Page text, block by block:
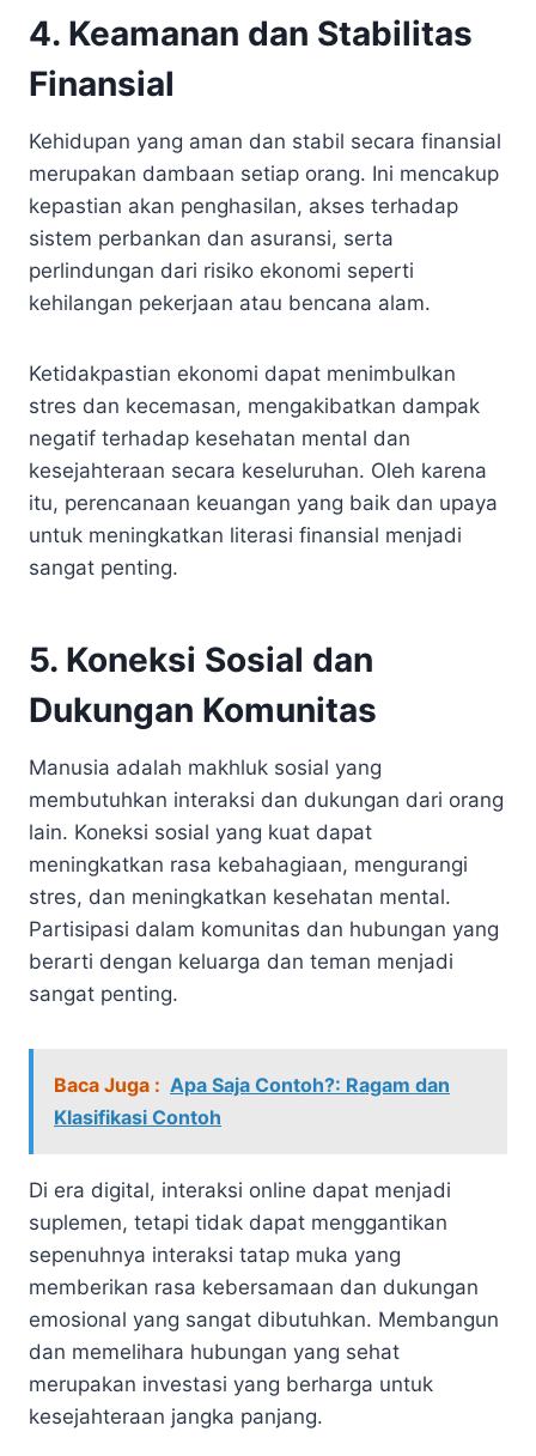
4. Keamanan dan Stabilitas
Finansial
Kehidupan yang aman dan stabil secara finansial
merupakan dambaan setiap orang. Ini mencakup
kepastian akan penghasilan, akses terhadap
sistem perbankan dan asuransi, serta
perlindungan dari risiko ekonomi seperti
kehilangan pekerjaan atau bencana alam.
Ketidakpastian ekonomi dapat menimbulkan
stres dan kecemasan, mengakibatkan dampak
negatif terhadap kesehatan mental dan
kesejahteraan secara keseluruhan. Oleh karena
itu, perencanaan keuangan yang baik dan upaya
untuk meningkatkan literasi finansial menjadi
sangat penting.
5. Koneksi Sosial dan
Dukungan Komunitas
Manusia adalah makhluk sosial yang
membutuhkan interaksi dan dukungan dari orang
lain. Koneksi sosial yang kuat dapat
meningkatkan rasa kebahagiaan, mengurangi
stres, dan meningkatkan kesehatan mental.
Partisipasi dalam komunitas dan hubungan yang
berarti dengan keluarga dan teman menjadi
sangat penting.
Baca Juga : Apa Saja Contoh?: Ragam dan
Klasifikasi Contoh
Di era digital, interaksi online dapat menjadi
suplemen, tetapi tidak dapat menggantikan
sepenuhnya interaksi tatap muka yang
memberikan rasa kebersamaan dan dukungan
emosional yang sangat dibutuhkan. Membangun
dan memelihara hubungan yang sehat
merupakan investasi yang berharga untuk
kesejahteraan jangka panjang.